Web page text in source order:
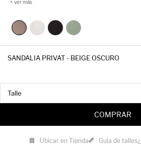
5cm y las podés conseguir tanto en rosa o
SANDALIA PRIVAT - BEIGE OSCURO
COMPRAR
Ubicar en Tienda Guía de talles